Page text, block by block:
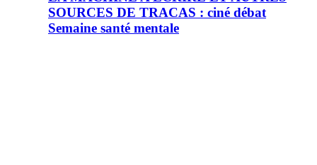
SOURCES DE TRACAS : ciné débat
Semaine santé mentale